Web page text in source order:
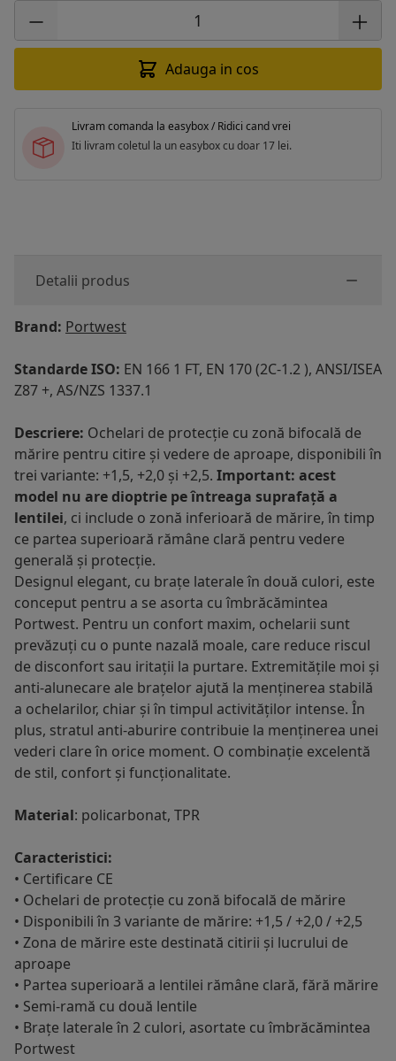
Adauga in cos
Livram comanda la easybox / Ridici cand vrei
Iti livram coletul la un easybox cu doar 17 lei.
Detalii produs
Brand: Portwest
Standarde ISO: EN 166 1 FT, EN 170 (2C-1.2 ), ANSI/ISEA
Z87 +, AS/NZS 1337.1
Descriere: Ochelari de protecție cu zonă bifocală de
mărire pentru citire și vedere de aproape, disponibili în
trei variante: +1,5, +2,0 și +2,5. Important: acest
model nu are dioptrie pe întreaga suprafață a
lentilei, ci include o zonă inferioară de mărire, în timp
ce partea superioară rămâne clară pentru vedere
generală și protecție.
Designul elegant, cu brațe laterale în două culori, este
conceput pentru a se asorta cu îmbrăcămintea
Portwest. Pentru un confort maxim, ochelarii sunt
prevăzuți cu o punte nazală moale, care reduce riscul
de disconfort sau iritații la purtare. Extremitățile moi și
anti-alunecare ale brațelor ajută la menținerea stabilă
a ochelarilor, chiar și în timpul activităților intense. În
plus, stratul anti-aburire contribuie la menținerea unei
vederi clare în orice moment. O combinație excelentă
de stil, confort și funcționalitate.
Material: policarbonat, TPR
Caracteristici:
• Certificare CE
• Ochelari de protecție cu zonă bifocală de mărire
• Disponibili în 3 variante de mărire: +1,5 / +2,0 / +2,5
• Zona de mărire este destinată citirii și lucrului de
aproape
• Partea superioară a lentilei rămâne clară, fără mărire
• Semi-ramă cu două lentile
• Brațe laterale în 2 culori, asortate cu îmbrăcămintea
Portwest